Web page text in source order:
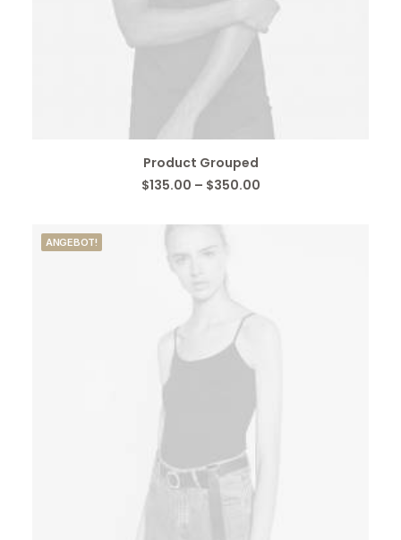
PRODUKTE ANZEIGEN
Product Grouped
$135.00 – $350.00Preisspanne:
ANGEBOT!